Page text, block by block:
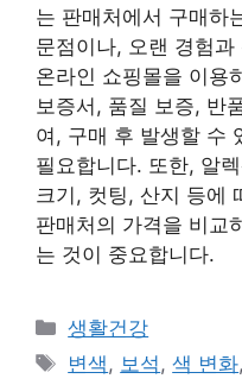
는 판매처에서 구매하
문점이나, 오랜 경험
온라인 쇼핑몰을 이용
보증서, 품질 보증, 반
여, 구매 후 발생할 수
필요합니다. 또한, 알
크기, 컷팅, 산지 등에
판매처의 가격을 비교
는 것이 중요합니다.
Categories
생활건강
Tags
변색 , 보석 ,색 변화,